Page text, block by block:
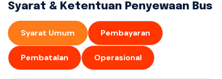
Syarat & Ketentuan Penyewaan Bus
Syarat Umum Pembayaran
Pembatalan Operasional